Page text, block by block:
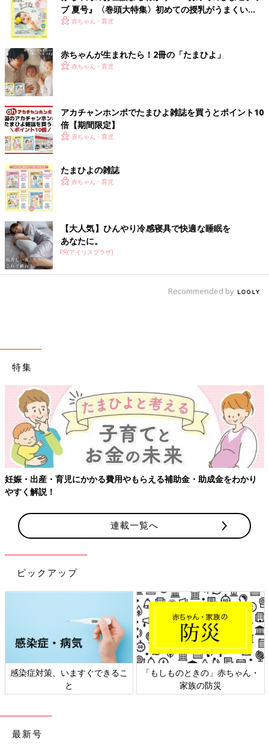
ブ 夏号』〈巻頭大特集〉初めての授乳がうまくい
く！ おっぱい・ミルクの基本と夏のトラブル 解決テ
赤ちゃん・育児
赤ちゃんが生まれたら！2冊の「たまひよ」
赤ちゃん・育児
アカチャンホンポでたまひよ雑誌を買うとポイント10
倍【期間限定】
赤ちゃん・育児
たまひよの雑誌
赤ちゃん・育児
【大人気】ひんやり冷感寝具で快適な睡眠を
あなたに。
PR(アイリスプラザ)
Recommended by
特集
育児にかかる費用やもらえる補助金・助成金をわかり
【ワクチ
連載一覧へ
ピックアップ
染症対策、いますぐできるこ
「もしものときの」赤ちゃん・
家族の防災
最新号